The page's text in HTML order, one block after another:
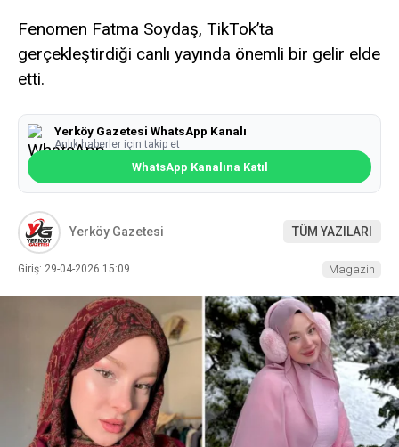
Fenomen Fatma Soydaş, TikTok’ta
gerçekleştirdiği canlı yayında önemli bir gelir elde
etti.
Yerköy Gazetesi WhatsApp Kanalı
Anlık haberler için takip et
WhatsApp Kanalına Katıl
Yerköy Gazetesi TÜM YAZILARI
Giriş: 29-04-2026 15:09 Magazin